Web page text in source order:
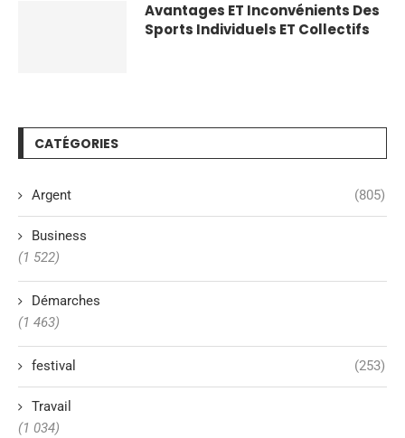
Avantages ET Inconvénients Des
Sports Individuels ET Collectifs
CATÉGORIES
Argent (805)
Business
(1 522)
Démarches
(1 463)
festival (253)
Travail
(1 034)